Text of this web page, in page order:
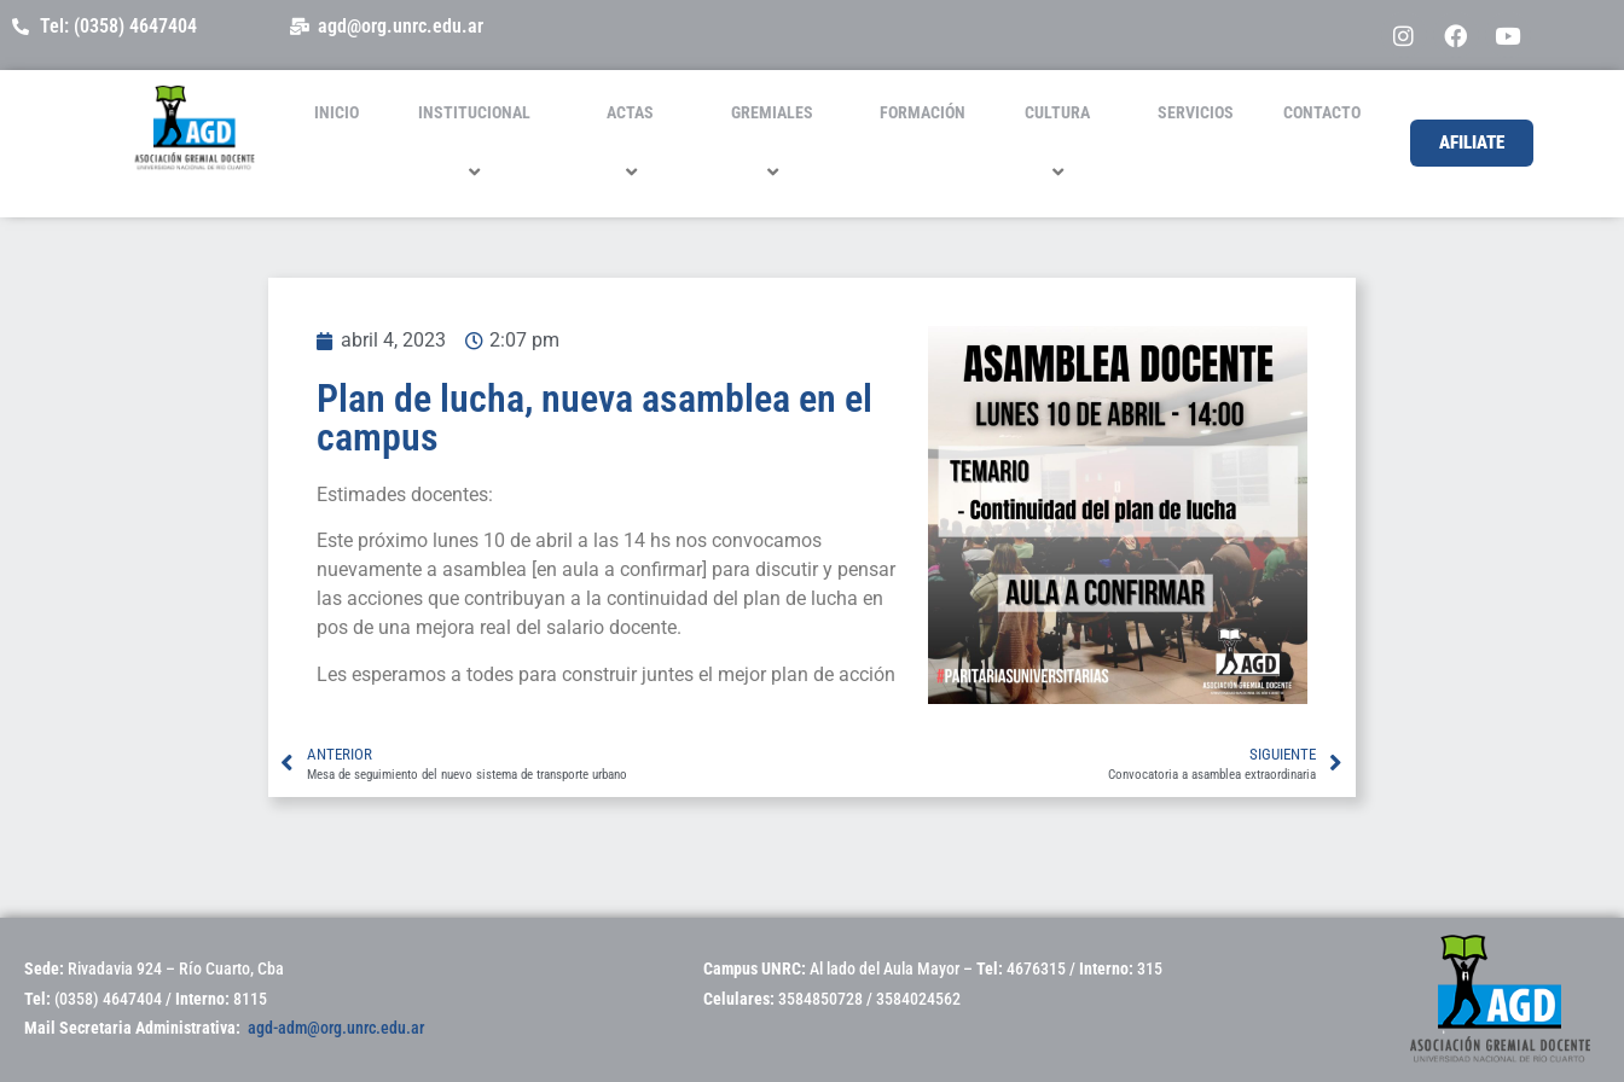
Tel: (0358) 4647404 agd@org.unrc.edu.ar
INICIO INSTITUCIONAL ACTAS GREMIALES FORMACIÓN CULTURA SERVICIOS CONTACTO
AFILIATE
abril 4, 2023 2:07 pm
Plan de lucha, nueva asamblea en el
campus
Estimades docentes:
Este próximo lunes 10 de abril a las 14 hs nos convocamos
nuevamente a asamblea [en aula a confirmar] para discutir y pensar
las acciones que contribuyan a la continuidad del plan de lucha en
pos de una mejora real del salario docente.
Les esperamos a todes para construir juntes el mejor plan de acción
ANTERIOR
Mesa de seguimiento del nuevo sistema de transporte urbano
SIGUIENTE
Convocatoria a asamblea extraordinaria
Sede: Rivadavia 924 – Río Cuarto, Cba
Tel: (0358) 4647404 / Interno: 8115
Mail Secretaria Administrativa: agd-adm@org.unrc.edu.ar
Campus UNRC: Al lado del Aula Mayor – Tel: 4676315 / Interno: 315
Celulares: 3584850728 / 3584024562